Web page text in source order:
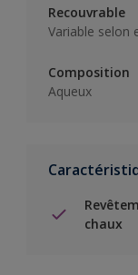
Recouvrable
Variable selon
Composition
Aqueux
chaux